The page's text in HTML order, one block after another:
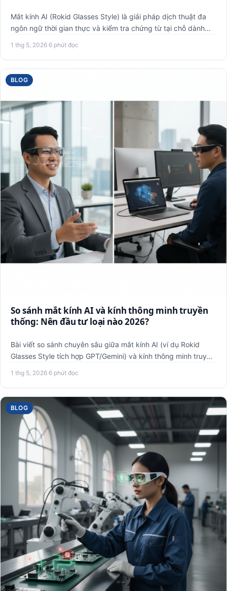
Mắt kính AI (Rokid Glasses Style) là giải pháp dịch thuật đa
ngôn ngữ thời gian thực và kiểm tra chứng từ tại chỗ dành
1 thg 5, 2026·6 phút đọc
BLOG
So sánh mắt kính AI và kính thông minh truyền
thống: Nên đầu tư loại nào 2026?
Bài viết so sánh chuyên sâu giữa mắt kính AI (ví dụ Rokid
Glasses Style tích hợp GPT/Gemini) và kính thông minh truyền
1 thg 5, 2026·6 phút đọc
BLOG